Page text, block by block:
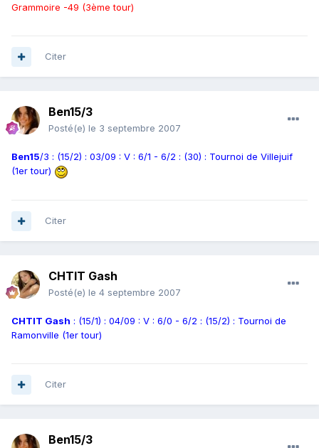
Grammoire -49 (3ème tour)
Citer
Ben15/3
Posté(e) le 3 septembre 2007
Ben15/3 : (15/2) : 03/09 : V : 6/1 - 6/2 : (30) : Tournoi de Villejuif
(1er tour)
Citer
CHTIT Gash
Posté(e) le 4 septembre 2007
CHTIT Gash : (15/1) : 04/09 : V : 6/0 - 6/2 : (15/2) : Tournoi de
Ramonville (1er tour)
Citer
Ben15/3